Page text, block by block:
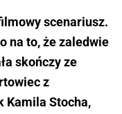
scenariusz.
na to, że zaledwie
skończy ze
z
Kamila Stocha,